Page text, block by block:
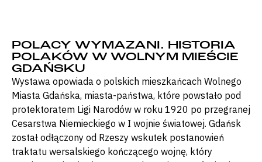
POLACY WYMAZANI. HISTORIA
POLAKÓW W WOLNYM MIEŚCIE
GDAŃSKU
Wystawa opowiada o polskich mieszkańcach Wolnego
Miasta Gdańska, miasta-państwa, które powstało pod
protektoratem Ligi Narodów w roku 1920 po przegranej
Cesarstwa Niemieckiego w I wojnie światowej. Gdańsk
został odłączony od Rzeszy wskutek postanowień
traktatu wersalskiego kończącego wojnę, który